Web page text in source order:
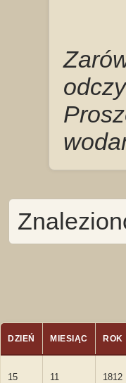
DZIEŃ MIESIĄC ROK
15 11 1812